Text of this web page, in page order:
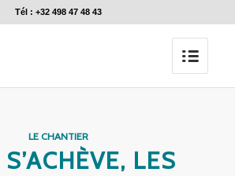
Tél : +32 498 47 48 43
LE CHANTIER
S’ACHÈVE, LES